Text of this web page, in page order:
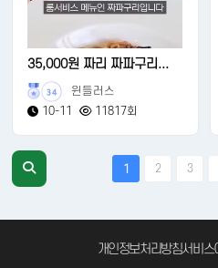
35,000원 짜리 짜파구리...
34
윈들러스
10-11
11817회
1 2 3
개인정보처리방침서비스